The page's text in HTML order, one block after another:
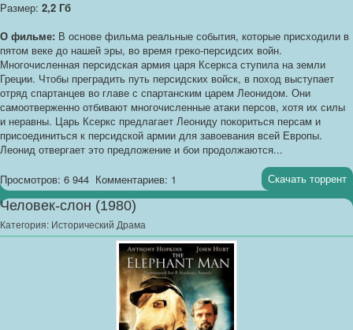
Размер: 2,2 Гб
О фильме: В основе фильма реальные события, которые присходили в
пятом веке до нашей эры, во время греко-персидсих войн.
Многочисленная персидская армия царя Ксеркса ступила на земли
Греции. Чтобы преградить путь персидских войск, в поход выступает
отряд спартанцев во главе с спартанским царем Леонидом. Они
самоотверженно отбивают многочисленные атаки персов, хотя их силы
и неравны. Царь Ксеркс предлагает Леониду покориться персам и
присоединиться к персидской армии для завоевания всей Европы.
Леонид отвергает это предложение и бои продолжаются...
Просмотров: 6 944 Комментариев: 1 Скачать торрент
Человек-слон (1980)
Категория: Исторический Драма